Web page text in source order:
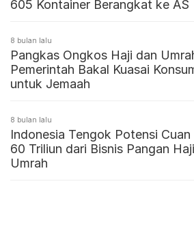
605 Kontainer Berangkat ke AS
8 bulan lalu
Pangkas Ongkos Haji dan
Pemerintah Bakal Kuasai
untuk Jemaah
8 bulan lalu
Indonesia Tengok Potensi Cuan
60 Triliun dari Bisnis Pangan
Umrah